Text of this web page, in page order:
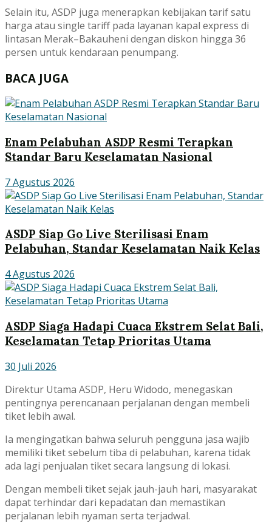
Selain itu, ASDP juga menerapkan kebijakan tarif satu
harga atau single tariff pada layanan kapal express di
lintasan Merak–Bakauheni dengan diskon hingga 36
persen untuk kendaraan penumpang.
BACA JUGA
Enam Pelabuhan ASDP Resmi Terapkan
Standar Baru Keselamatan Nasional
7 Agustus 2026
ASDP Siap Go Live Sterilisasi Enam
Pelabuhan, Standar Keselamatan Naik Kelas
4 Agustus 2026
ASDP Siaga Hadapi Cuaca Ekstrem Selat Bali,
Keselamatan Tetap Prioritas Utama
30 Juli 2026
Direktur Utama ASDP, Heru Widodo, menegaskan
pentingnya perencanaan perjalanan dengan membeli
tiket lebih awal.
Ia mengingatkan bahwa seluruh pengguna jasa wajib
memiliki tiket sebelum tiba di pelabuhan, karena tidak
ada lagi penjualan tiket secara langsung di lokasi.
Dengan membeli tiket sejak jauh-jauh hari, masyarakat
dapat terhindar dari kepadatan dan memastikan
perjalanan lebih nyaman serta terjadwal.